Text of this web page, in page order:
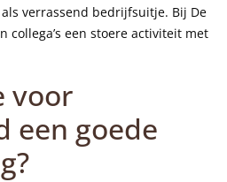
verrassend bedrijfsuitje. Bij De
collega’s een stoere activiteit met
voor
een goede